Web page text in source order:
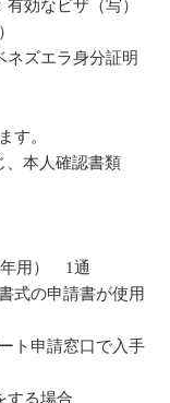
効なビザ（写）
ズエラ身分証明
す。
、本人確認書類
年用） 1通
式の申請書が使用
ト申請窓口で入手
する場合